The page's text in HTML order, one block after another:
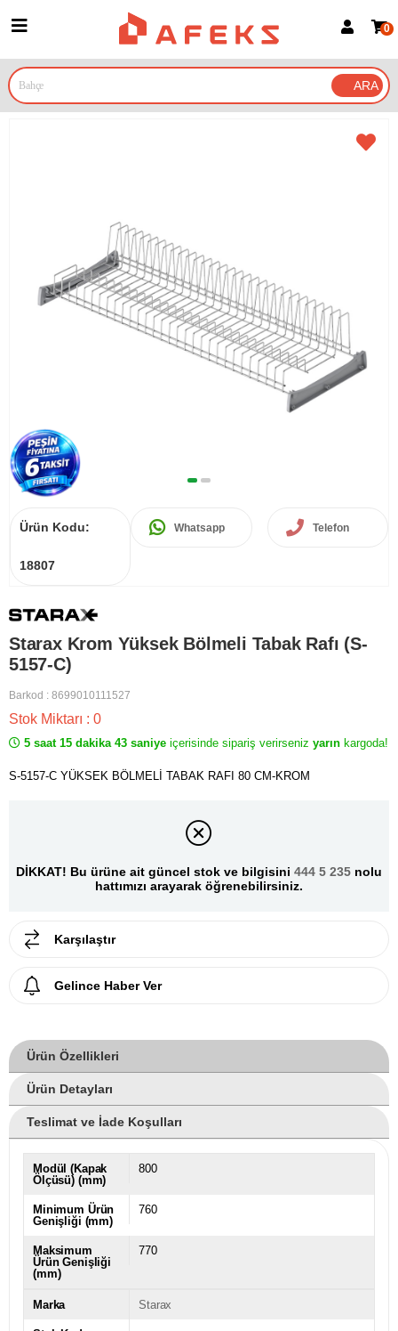
Google İle Bağlan
0
Ürün Kodu:
18807
Whatsapp Telefon
Starax Krom Yüksek Bölmeli Tabak Rafı (S-
5157-C)
Barkod : 8699010111527
Stok Miktarı : 0
5 saat 15 dakika 43 saniye içerisinde sipariş verirseniz yarın kargoda!
S-5157-C YÜKSEK BÖLMELİ TABAK RAFI 80 CM-KROM
DİKKAT! Bu ürüne ait güncel stok ve bilgisini 444 5 235 nolu
hattımızı arayarak öğrenebilirsiniz.
Karşılaştır
Gelince Haber Ver
Ürün Özellikleri
Ürün Detayları
Teslimat ve İade Koşulları
Modül (Kapak
Ölçüsü) (mm)
800
Minimum Ürün
Genişliği (mm)
760
Maksimum
Ürün Genişliği
(mm)
770
Marka Starax